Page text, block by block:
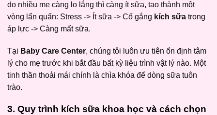
do nhiều mẹ càng lo lắng thì càng ít sữa, tạo thành một
vòng lẩn quẩn: Stress -> Ít sữa -> Cố gắng kích sữa trong
áp lực -> Càng mất sữa.
Tại Baby Care Center, chúng tôi luôn ưu tiên ổn định tâm
lý cho mẹ trước khi bắt đầu bất kỳ liệu trình vật lý nào. Một
tinh thần thoải mái chính là chìa khóa để dòng sữa tuôn
trào.
3. Quy trình kích sữa khoa học và cách chọn